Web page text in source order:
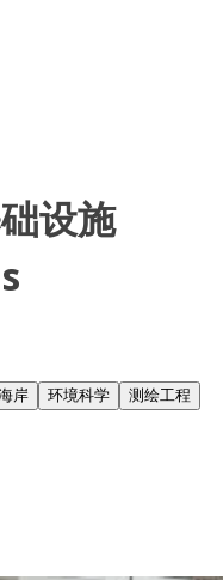
设施
岸 环境科学
测绘工程